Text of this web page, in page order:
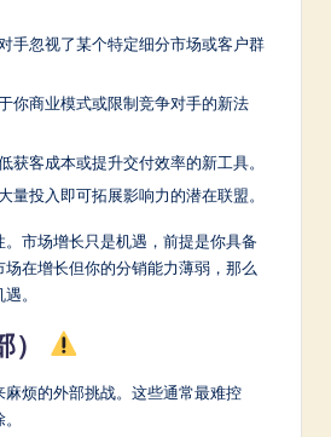
手忽视了某个特定细分市场或客户群
你商业模式或限制竞争对手的新法
获客成本或提升交付效率的新工具。
量投入即可拓展影响力的潜在联盟。
市场增长只是机遇，前提是你具备
在增长但你的分销能力薄弱，那么
。
麻烦的外部挑战。这些通常最难控